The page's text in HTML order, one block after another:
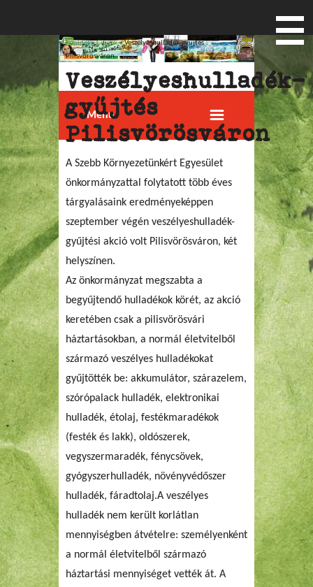
Menu
Jelenlegi hely
Főoldal»Civilek» Veszélyeshulladék-gyűjtés
Pilisvörösváron
Veszélyeshulladék-
gyűjtés
Pilisvörösváron
A Szebb Környezetünkért Egyesület
önkormányzattal folytatott több éves
tárgyalásaink eredményeképpen
szeptember végén veszélyeshulladék-
gyűjtési akció volt Pilisvörösváron, két
helyszínen.
Az önkormányzat megszabta a
begyűjtendő hulladékok körét, az akció
keretében csak a pilisvörösvári
háztartásokban, a normál életvitelből
származó veszélyes hulladékokat
gyűjtötték be: akkumulátor, szárazelem,
szórópalack hulladék, elektronikai
hulladék, étolaj, festékmaradékok
(festék és lakk), oldószerek,
vegyszermaradék, fénycsövek,
gyógyszerhulladék, növényvédőszer
hulladék, fáradtolaj.A veszélyes
hulladék nem került korlátlan
mennyiségben átvételre: személyenként
a normál életvitelből származó
háztartási mennyiséget vették át. A